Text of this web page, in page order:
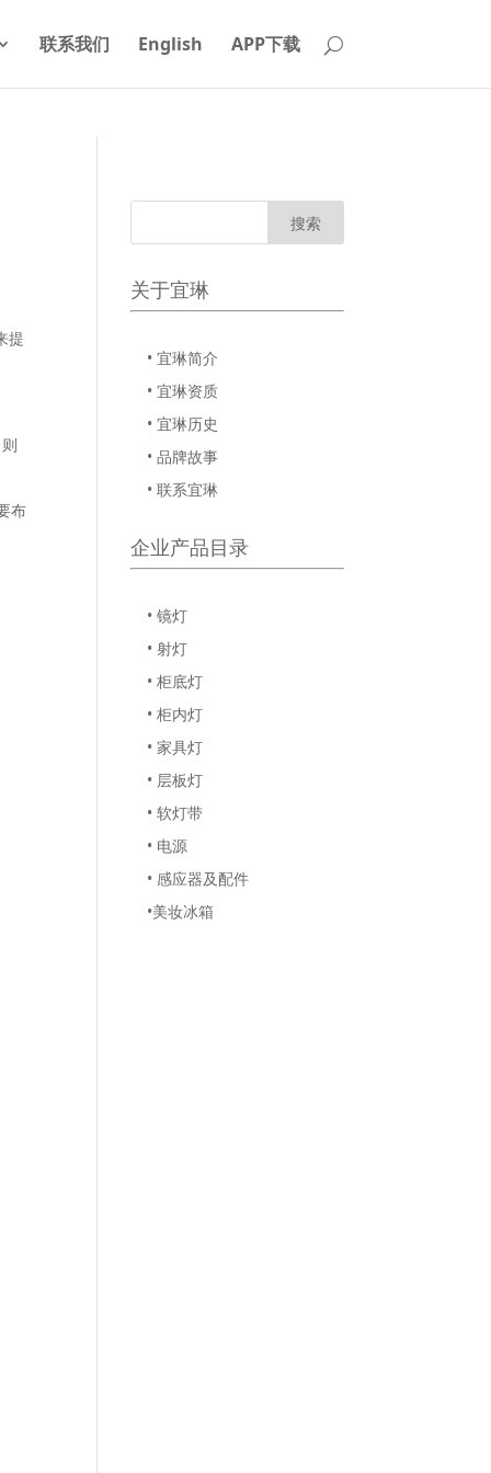
联系我们 English APP下载
提
布
关于宜琳
• 宜琳简介
• 宜琳资质
• 宜琳历史
• 品牌故事
• 联系宜琳
企业产品目录
• 镜灯
• 射灯
• 柜底灯
• 柜内灯
• 家具灯
• 层板灯
• 软灯带
• 电源
• 感应器及配件
•美妆冰箱